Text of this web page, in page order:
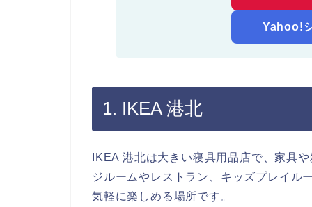
Yahoo!
1. IKEA 港北
IKEA 港北は大きい寝具用品店で、家具
ジルームやレストラン、キッズプレイル
気軽に楽しめる場所です。